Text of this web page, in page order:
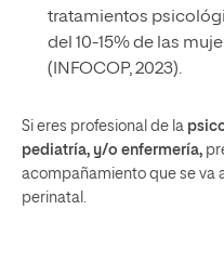
tratamientos
del 10-15% de las
(INFOCOP, 2023).
Si eres profesional de la
pediatría, y/o enfermería,
acompañamiento que se va
perinatal.